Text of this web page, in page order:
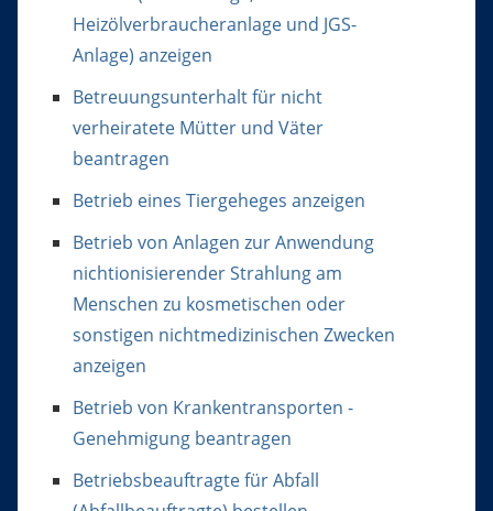
Heizölverbraucheranlage und JGS-
Anlage) anzeigen
Betreuungsunterhalt für nicht
verheiratete Mütter und Väter
beantragen
Betrieb eines Tiergeheges anzeigen
Betrieb von Anlagen zur Anwendung
nichtionisierender Strahlung am
Menschen zu kosmetischen oder
sonstigen nichtmedizinischen Zwecken
anzeigen
Betrieb von Krankentransporten -
Genehmigung beantragen
Betriebsbeauftragte für Abfall